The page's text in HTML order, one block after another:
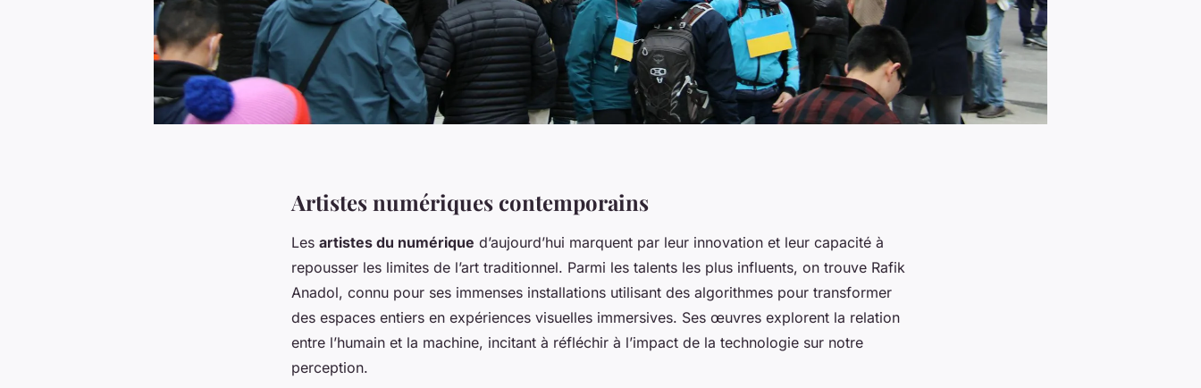
Artistes numériques contemporains
Les artistes du numérique d’aujourd’hui marquent par leur innovation et leur capacité à
repousser les limites de l’art traditionnel. Parmi les talents les plus influents, on trouve Rafik
Anadol, connu pour ses immenses installations utilisant des algorithmes pour transformer
des espaces entiers en expériences visuelles immersives. Ses œuvres explorent la relation
entre l’humain et la machine, incitant à réfléchir à l’impact de la technologie sur notre
perception.